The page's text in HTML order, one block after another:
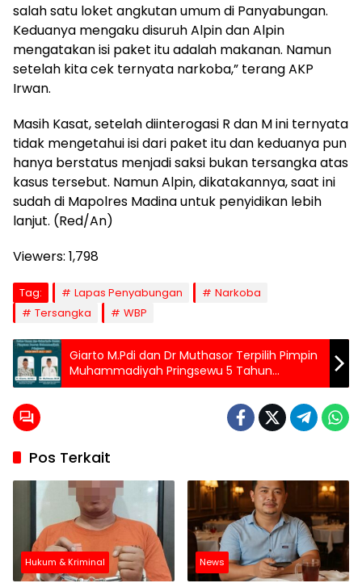
salah satu loket angkutan umum di Panyabungan.
Keduanya mengaku disuruh Alpin dan Alpin
mengatakan isi paket itu adalah makanan. Namun
setelah kita cek ternyata narkoba,” terang AKP
Irwan.
Masih Kasat, setelah diinterogasi R dan M ini ternyata
tidak mengetahui isi dari paket itu dan keduanya pun
hanya berstatus menjadi saksi bukan tersangka atas
kasus tersebut. Namun Alpin, dikatakannya, saat ini
sudah di Mapolres Madina untuk penyidikan lebih
lanjut. (Red/An)
Viewers: 1,798
Tag: Lapas Penyabungan
Narkoba
Tersangka
WBP
Giarto M.Pdi dan Dr Muthasor Terpilih Pimpin
Muhammadiyah Pringsewu 5 Tahun
Kedepan
Pos Terkait
Hukum & Kriminal News